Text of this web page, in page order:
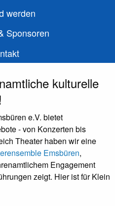
werden
Sponsoren
kulturelle
!
e.V. bietet
- von Konzerten bis
Theater haben wir eine
Emsbüren,
Engagement
zeigt. Hier ist für Klein